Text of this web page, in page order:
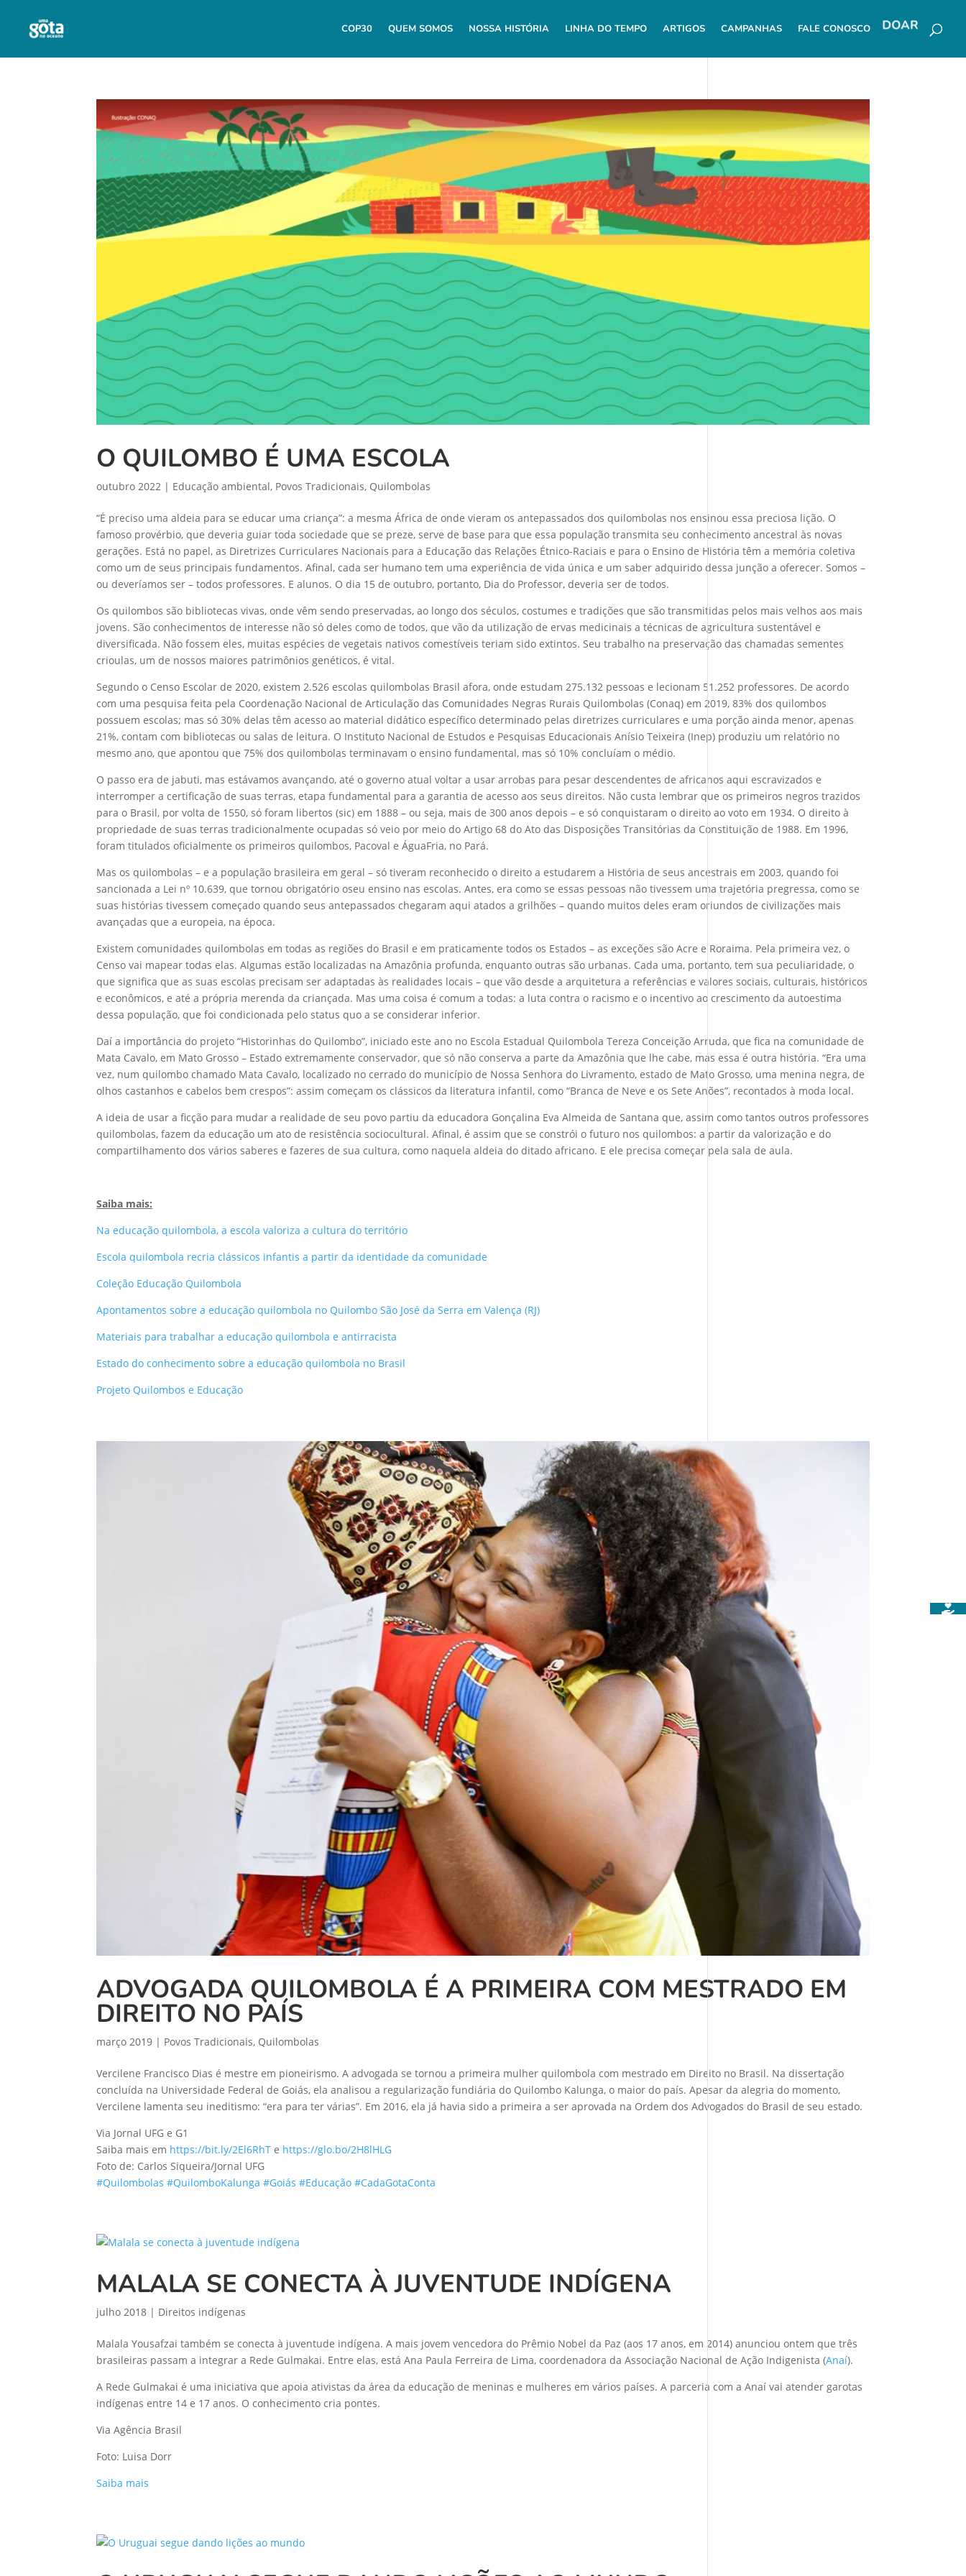
COP30 QUEM SOMOS NOSSA HISTÓRIA LINHA DO TEMPO ARTIGOS CAMPANHAS FALE CONOSCO DOAR
O QUILOMBO É UMA ESCOLA
outubro 2022 | Educação ambiental, Povos Tradicionais, Quilombolas
“É preciso uma aldeia para se educar uma criança”: a mesma África de onde vieram os antepassados dos quilombolas nos ensinou essa preciosa lição. O
famoso provérbio, que deveria guiar toda sociedade que se preze, serve de base para que essa população transmita seu conhecimento ancestral às novas
gerações. Está no papel, as Diretrizes Curriculares Nacionais para a Educação das Relações Étnico-Raciais e para o Ensino de História têm a memória coletiva
como um de seus principais fundamentos. Afinal, cada ser humano tem uma experiência de vida única e um saber adquirido dessa junção a oferecer. Somos –
ou deveríamos ser – todos professores. E alunos. O dia 15 de outubro, portanto, Dia do Professor, deveria ser de todos.
Os quilombos são bibliotecas vivas, onde vêm sendo preservadas, ao longo dos séculos, costumes e tradições que são transmitidas pelos mais velhos aos mais
jovens. São conhecimentos de interesse não só deles como de todos, que vão da utilização de ervas medicinais a técnicas de agricultura sustentável e
diversificada. Não fossem eles, muitas espécies de vegetais nativos comestíveis teriam sido extintos. Seu trabalho na preservação das chamadas sementes
crioulas, um de nossos maiores patrimônios genéticos, é vital.
Segundo o Censo Escolar de 2020, existem 2.526 escolas quilombolas Brasil afora, onde estudam 275.132 pessoas e lecionam 51.252 professores. De acordo
com uma pesquisa feita pela Coordenação Nacional de Articulação das Comunidades Negras Rurais Quilombolas (Conaq) em 2019, 83% dos quilombos
possuem escolas; mas só 30% delas têm acesso ao material didático específico determinado pelas diretrizes curriculares e uma porção ainda menor, apenas
21%, contam com bibliotecas ou salas de leitura. O Instituto Nacional de Estudos e Pesquisas Educacionais Anísio Teixeira (Inep) produziu um relatório no
mesmo ano, que apontou que 75% dos quilombolas terminavam o ensino fundamental, mas só 10% concluíam o médio.
O passo era de jabuti, mas estávamos avançando, até o governo atual voltar a usar arrobas para pesar descendentes de africanos aqui escravizados e
interromper a certificação de suas terras, etapa fundamental para a garantia de acesso aos seus direitos. Não custa lembrar que os primeiros negros trazidos
para o Brasil, por volta de 1550, só foram libertos (sic) em 1888 – ou seja, mais de 300 anos depois – e só conquistaram o direito ao voto em 1934. O direito à
propriedade de suas terras tradicionalmente ocupadas só veio por meio do Artigo 68 do Ato das Disposições Transitórias da Constituição de 1988. Em 1996,
foram titulados oficialmente os primeiros quilombos, Pacoval e ÁguaFria, no Pará.
Mas os quilombolas – e a população brasileira em geral – só tiveram reconhecido o direito a estudarem a História de seus ancestrais em 2003, quando foi
sancionada a Lei nº 10.639, que tornou obrigatório oseu ensino nas escolas. Antes, era como se essas pessoas não tivessem uma trajetória pregressa, como se
suas histórias tivessem começado quando seus antepassados chegaram aqui atados a grilhões – quando muitos deles eram oriundos de civilizações mais
avançadas que a europeia, na época.
Existem comunidades quilombolas em todas as regiões do Brasil e em praticamente todos os Estados – as exceções são Acre e Roraima. Pela primeira vez, o
Censo vai mapear todas elas. Algumas estão localizadas na Amazônia profunda, enquanto outras são urbanas. Cada uma, portanto, tem sua peculiaridade, o
que significa que as suas escolas precisam ser adaptadas às realidades locais – que vão desde a arquitetura a referências e valores sociais, culturais, históricos
e econômicos, e até a própria merenda da criançada. Mas uma coisa é comum a todas: a luta contra o racismo e o incentivo ao crescimento da autoestima
dessa população, que foi condicionada pelo status quo a se considerar inferior.
Daí a importância do projeto “Historinhas do Quilombo”, iniciado este ano no Escola Estadual Quilombola Tereza Conceição Arruda, que fica na comunidade de
Mata Cavalo, em Mato Grosso – Estado extremamente conservador, que só não conserva a parte da Amazônia que lhe cabe, mas essa é outra história. “Era uma
vez, num quilombo chamado Mata Cavalo, localizado no cerrado do município de Nossa Senhora do Livramento, estado de Mato Grosso, uma menina negra, de
olhos castanhos e cabelos bem crespos”: assim começam os clássicos da literatura infantil, como “Branca de Neve e os Sete Anões”, recontados à moda local.
A ideia de usar a ficção para mudar a realidade de seu povo partiu da educadora Gonçalina Eva Almeida de Santana que, assim como tantos outros professores
quilombolas, fazem da educação um ato de resistência sociocultural. Afinal, é assim que se constrói o futuro nos quilombos: a partir da valorização e do
compartilhamento dos vários saberes e fazeres de sua cultura, como naquela aldeia do ditado africano. E ele precisa começar pela sala de aula.
Saiba mais:
Na educação quilombola, a escola valoriza a cultura do território
Escola quilombola recria clássicos infantis a partir da identidade da comunidade
Coleção Educação Quilombola
Apontamentos sobre a educação quilombola no Quilombo São José da Serra em Valença (RJ)
Materiais para trabalhar a educação quilombola e antirracista
Estado do conhecimento sobre a educação quilombola no Brasil
Projeto Quilombos e Educação
ADVOGADA QUILOMBOLA É A PRIMEIRA COM MESTRADO EM
DIREITO NO PAÍS
março 2019 | Povos Tradicionais, Quilombolas
Vercilene Francisco Dias é mestre em pioneirismo. A advogada se tornou a primeira mulher quilombola com mestrado em Direito no Brasil. Na dissertação
concluída na Universidade Federal de Goiás, ela analisou a regularização fundiária do Quilombo Kalunga, o maior do país. Apesar da alegria do momento,
Vercilene lamenta seu ineditismo: “era para ter várias”. Em 2016, ela já havia sido a primeira a ser aprovada na Ordem dos Advogados do Brasil de seu estado.
Via Jornal UFG e G1
Saiba mais em https://bit.ly/2El6RhT e https://glo.bo/2H8lHLG
Foto de: Carlos Siqueira/Jornal UFG
#Quilombolas #QuilomboKalunga #Goiás #Educação #CadaGotaConta
MALALA SE CONECTA À JUVENTUDE INDÍGENA
julho 2018 | Direitos indígenas
Malala Yousafzai também se conecta à juventude indígena. A mais jovem vencedora do Prêmio Nobel da Paz (aos 17 anos, em 2014) anunciou ontem que três
brasileiras passam a integrar a Rede Gulmakai. Entre elas, está Ana Paula Ferreira de Lima, coordenadora da Associação Nacional de Ação Indigenista (Anaí).
A Rede Gulmakai é uma iniciativa que apoia ativistas da área da educação de meninas e mulheres em vários países. A parceria com a Anaí vai atender garotas
indígenas entre 14 e 17 anos. O conhecimento cria pontes.
Via Agência Brasil
Foto: Luisa Dorr
Saiba mais